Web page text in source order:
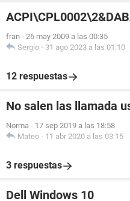
fran - 26 may 2009 a las 00:35
Sergio - 31 ago 2023 a las 01:10
12 respuestas
No salen las llamada
Norma - 17 sep 2019 a las 18:58
Mateo - 11 abr 2020 a las 03:15
3 respuestas
Dell Windows 10